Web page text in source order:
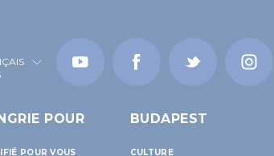
POUR
POUR VOUS
BUDAPEST
CULTURE